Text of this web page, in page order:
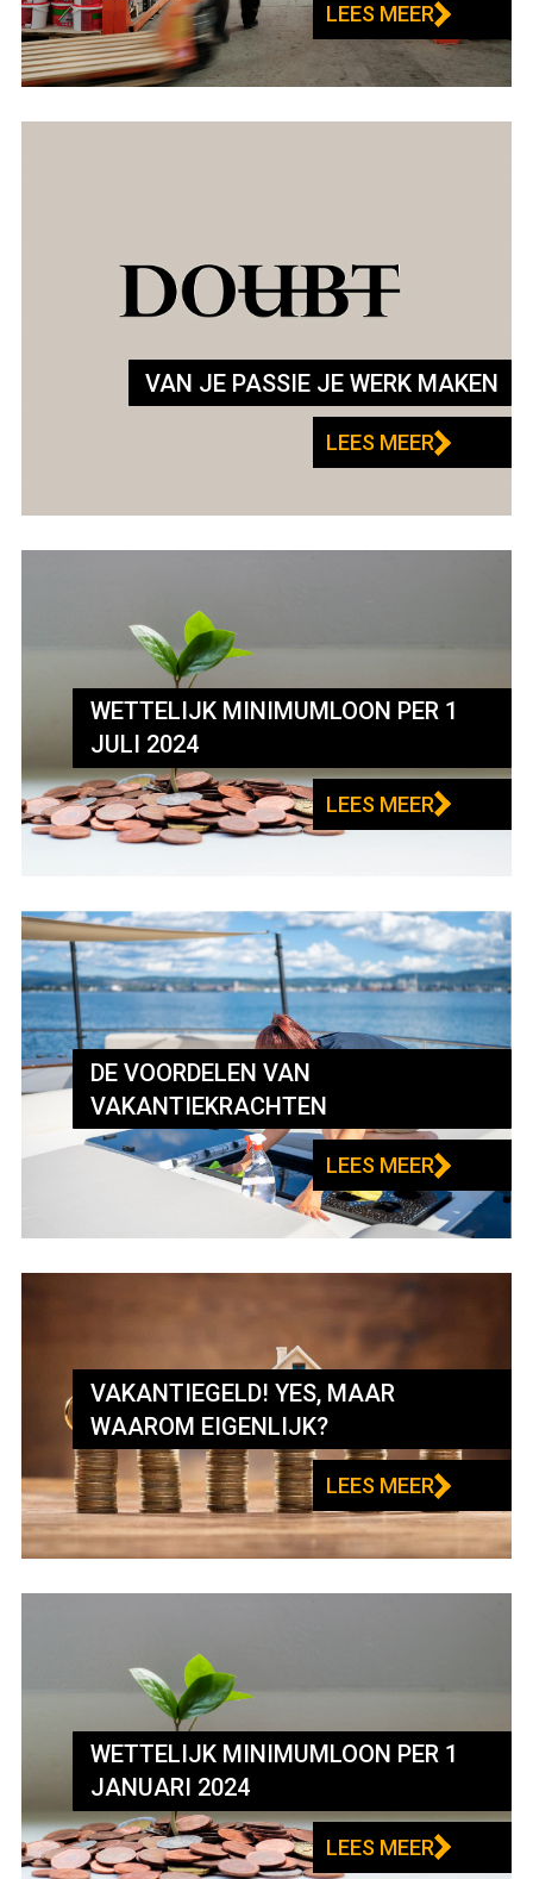
LEES MEER
VAN JE PASSIE JE WERK MAKEN
LEES MEER
WETTELIJK MINIMUMLOON PER 1
JULI 2024
LEES MEER
DE VOORDELEN VAN
VAKANTIEKRACHTEN
LEES MEER
VAKANTIEGELD! YES, MAAR
WAAROM EIGENLIJK?
LEES MEER
WETTELIJK MINIMUMLOON PER 1
JANUARI 2024
LEES MEER